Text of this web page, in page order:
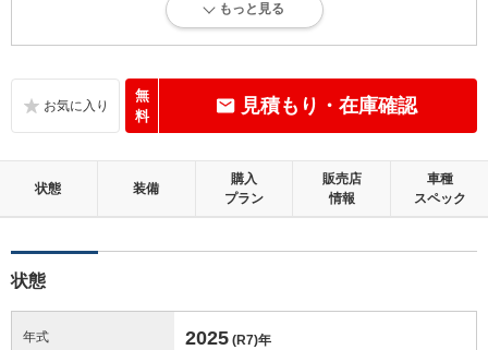
走行距離が5万キロ以内で、とてもきれいな状態です。
いたみ、汚れがほぼ無く、大変良好な状態です。
この中古車の「車両品質評価書」を見る
もっと見る
無
料
見積もり・在庫確認
状態 装備
購入
プラン
販売店
情報
車種
スペック
状態
年式 2025 (R7)年